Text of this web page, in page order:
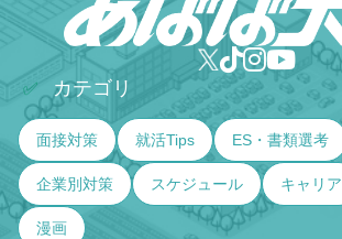
✅ カテゴリ
面接対策 就活Tips ES・書類選考
企業別対策 スケジュール キャリア
漫画